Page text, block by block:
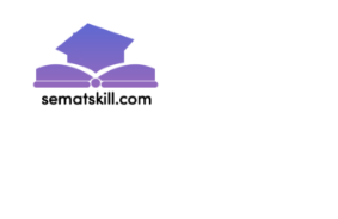
konten